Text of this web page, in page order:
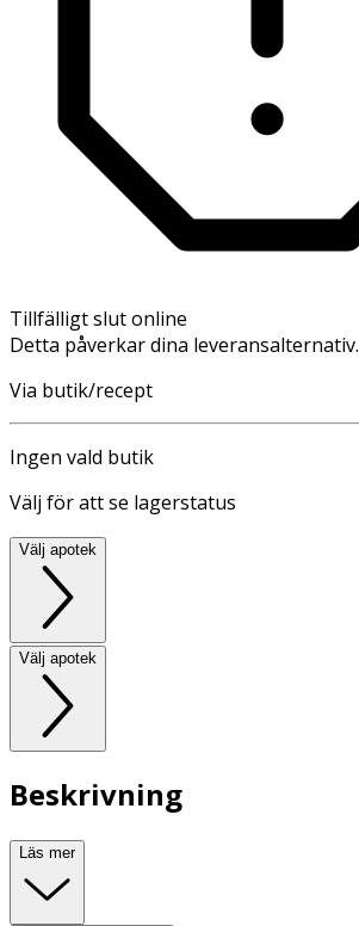
Tillfälligt slut online
Detta påverkar dina leveransalternativ.
Via butik/recept
Ingen vald butik
Välj för att se lagerstatus
Välj apotek
Välj apotek
Beskrivning
Läs mer